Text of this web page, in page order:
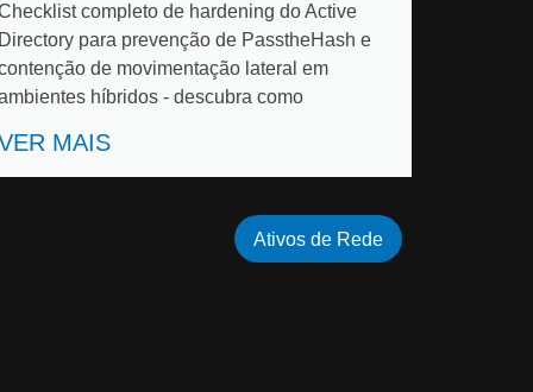
completo de hardening do Active
Directory para prevenção de PasstheHash e
de movimentação lateral em
híbridos - descubra como
MAIS
Ativos de Rede